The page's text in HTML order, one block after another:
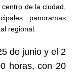
de la ciudad,
panoramas
regional.
de junio y el 2
horas, con 20